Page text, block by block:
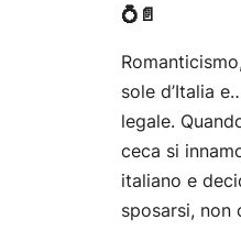
💍📄
sole d’Italia
legale.
ceca si
italiano e
sposarsi, non